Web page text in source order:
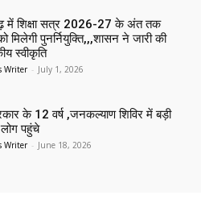
में शिक्षा सत्र 2026-27 के अंत तक
मिलेगी पुनर्नियुक्ति,,,शासन ने जारी की
स्वीकृति
Writer - July 1, 2026
के 12 वर्ष ,जनकल्याण शिविर में बड़ी
पहुंचे
Writer - June 18, 2026